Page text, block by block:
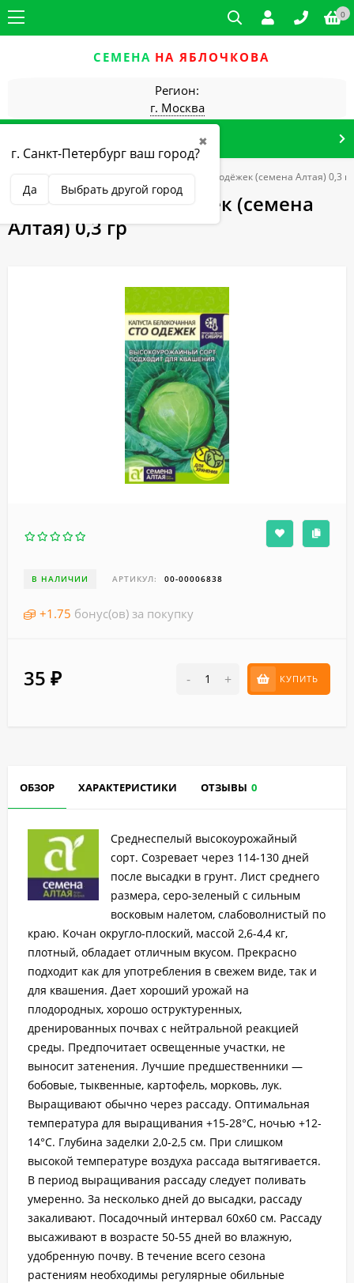
0
СЕМЕНА НА ЯБЛОЧКОВА
Регион:
г. Москва
✖
г. Санкт-Петербург ваш город?
Да Выбрать другой город
Капуста б/к Сто одёжек (семена Алтая) 0,3 гр
Капуста б/к Сто одёжек (семена
Алтая) 0,3 гр
В НАЛИЧИИ АРТИКУЛ: 00-00006838
+1.75 бонус(ов) за покупку
35 ₽ - + КУПИТЬ
ОБЗОР ХАРАКТЕРИСТИКИ ОТЗЫВЫ 0
Среднеспелый высокоурожайный
сорт. Созревает через 114-130 дней
после высадки в грунт. Лист среднего
размера, серо-зеленый с сильным
восковым налетом, слабоволнистый по
краю. Кочан округло-плоский, массой 2,6-4,4 кг,
плотный, обладает отличным вкусом. Прекрасно
подходит как для употребления в свежем виде, так и
для квашения. Дает хороший урожай на
плодородных, хорошо оструктуренных,
дренированных почвах с нейтральной реакцией
среды. Предпочитает освещенные участки, не
выносит затенения. Лучшие предшественники —
бобовые, тыквенные, картофель, морковь, лук.
Выращивают обычно через рассаду. Оптимальная
температура для выращивания +15-28°С, ночью +12-
14°С. Глубина заделки 2,0-2,5 см. При слишком
высокой температуре воздуха рассада вытягивается.
В период выращивания рассаду следует поливать
умеренно. За несколько дней до высадки, рассаду
закаливают. Посадочный интервал 60х60 см. Рассаду
высаживают в возрасте 50-55 дней во влажную,
удобренную почву. В течение всего сезона
растениям необходимы регулярные обильные